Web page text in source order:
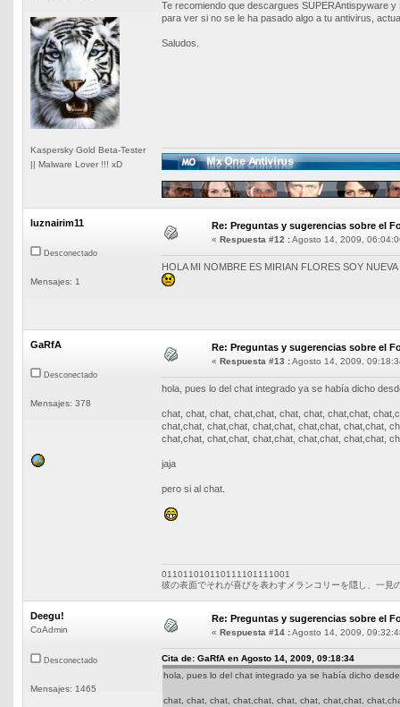
Kaspersky Gold Beta-Tester
|| Malware Lover !!! xD
Te recomiendo que descargues SUPERAntispyware
para ver si no se le ha pasado algo a tu antivirus,
Saludos.
luznairim11
Desconectado
Mensajes: 1
Re: Preguntas y sugerencias sobre el
« Respuesta #12 :Agosto 14, 2009,
HOLA MI NOMBRE ES MIRIAN FLORES SOY
GaRfA
Desconectado
Mensajes: 378
Re: Preguntas y sugerencias sobre el
« Respuesta #13 :Agosto 14, 2009,
hola, pues lo del chat integrado ya se había dicho
chat, chat, chat, chat,chat, chat, chat, chat,chat,
chat,chat, chat,chat, chat,chat, chat,chat, chat,chat,
chat,chat, chat,chat, chat,chat, chat,chat, chat,chat,
jaja
pero si al chat.
011011010110111101111001
彼の表面でそれが喜びを表わすメランコリーを隠し、一見
Deegu!
CoAdmin
Desconectado
Mensajes: 1465
Re: Preguntas y sugerencias sobre el
« Respuesta #14 :Agosto 14, 2009,
Cita de: GaRfA en Agosto 14, 2009, 09:18:34
hola, pues lo del chat integrado ya se había dicho
chat, chat, chat, chat,chat, chat, chat, chat,chat,